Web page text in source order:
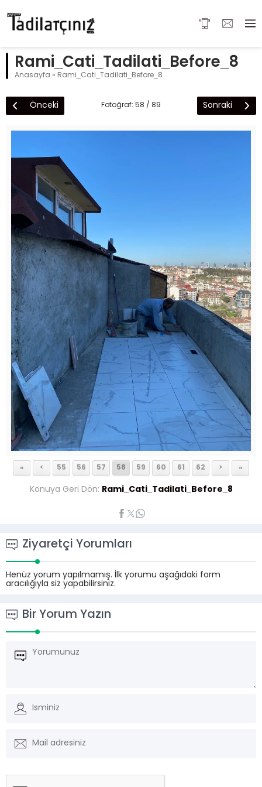
Rami_Cati_Tadilati_Before_8
Anasayfa » Rami_Cati_Tadilati_Before_8
Önceki Fotoğraf: 58 / 89 Sonraki
« < 55 56 57 58 59 60 61 62 > »
Konuya Geri Dön: Rami_Cati_Tadilati_Before_8
Ziyaretçi Yorumları
Henüz yorum yapılmamış. İlk yorumu aşağıdaki form
aracılığıyla siz yapabilirsiniz.
Bir Yorum Yazın